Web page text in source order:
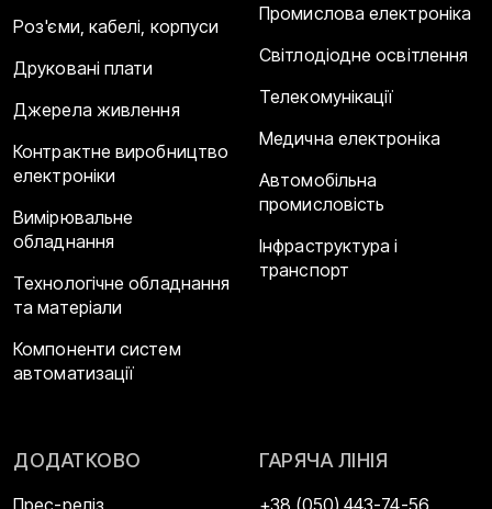
Роз'єми, кабелі, корпуси
Друковані плати
Джерела живлення
Контрактне виробництво
електроніки
Вимірювальне
обладнання
Технологічне обладнання
та матеріали
Компоненти систем
автоматизації
Промислова електроніка
Світлодіодне освітлення
Телекомунікації
Медична електроніка
Автомобільна
промисловість
Інфраструктура і
транспорт
ДОДАТКОВО
Прес-реліз
ГАРЯЧА ЛІНІЯ
+38 (050) 443-74-56